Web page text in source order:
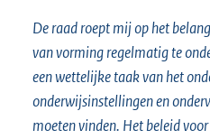
De raad roept mij op het
van vorming regelmatig te
een wettelijke taak van het
onderwijsinstellingen en
moeten vinden. Het beleid